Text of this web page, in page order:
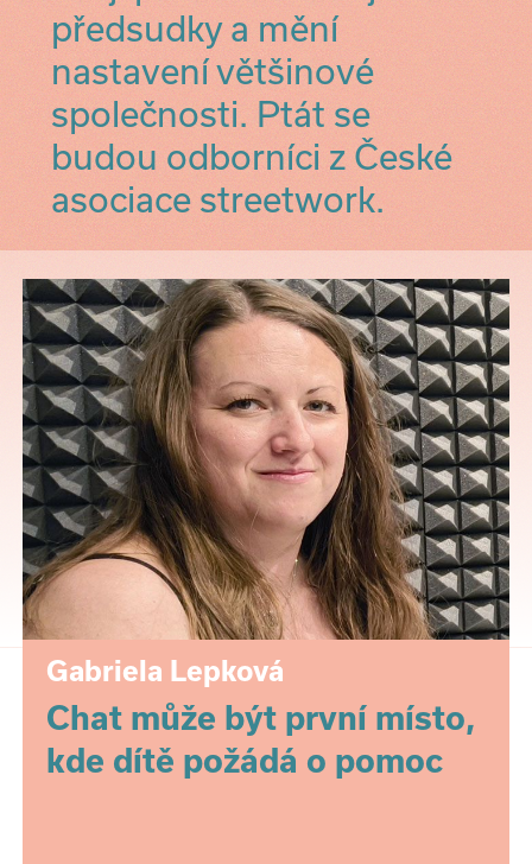
předsudky a mění
nastavení většinové
společnosti. Ptát se
budou odborníci z České
asociace streetwork.
Gabriela Lepková
Chat může být první místo,
kde dítě požádá o pomoc